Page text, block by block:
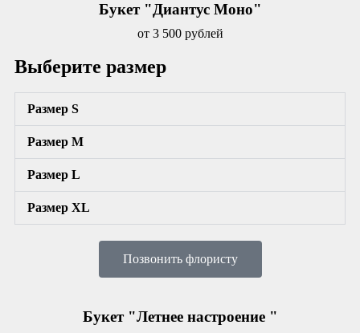
Букет "Диантус Моно"
от 3 500 рублей
Выберите размер
Размер S
Размер М
Размер L
Размер XL
Позвонить флористу
Букет "Летнее настроение "